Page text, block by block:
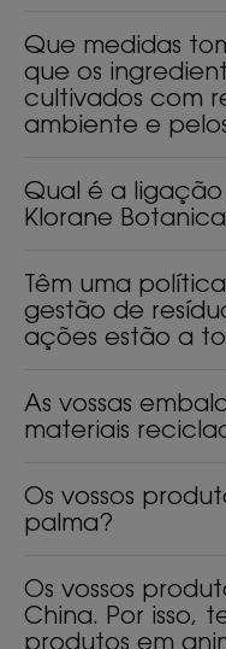
Que medidas
que os
cultivados com
ambiente e
Qual é a
Klorane
Têm uma
gestão de
ações estão a
As vossas
materiais
Os vossos
palma?
Os vossos
China. Por isso,
produtos em